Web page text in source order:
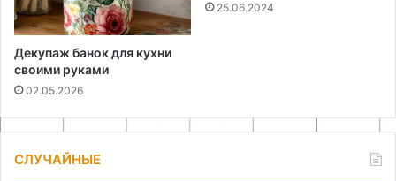
Декупаж банок для кухни
своими руками
02.05.2026
25.06.2024
СЛУЧАЙНЫЕ